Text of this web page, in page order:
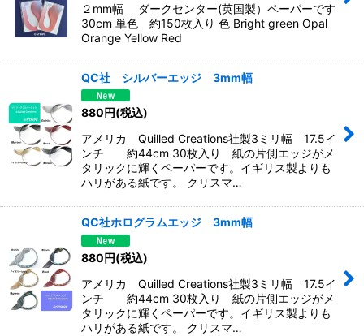
２mm幅 ダークセンター(英国製）ペーパーです
30cm 単色 約150枚入り 色 Bright green Opal
Orange Yellow Red
QC社 シルバーエッジ 3mm幅
880円(税込)
アメリカ Quilled Creations社製3ミリ幅 17.5イ
ンチ 約44cm 30枚入り 紙の片側エッジがメ
タリックに輝くペーパーです。イギリス製よりも
ハリがある紙です。 クリスマ…
QC社ホログラムエッジ 3mm幅
880円(税込)
アメリカ Quilled Creations社製3ミリ幅 17.5イ
ンチ 約44cm 30枚入り 紙の片側エッジがメ
タリックに輝くペーパーです。イギリス製よりも
ハリがある紙です。 クリスマ…